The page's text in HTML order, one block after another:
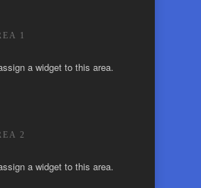
1
a widget to this area.
2
a widget to this area.